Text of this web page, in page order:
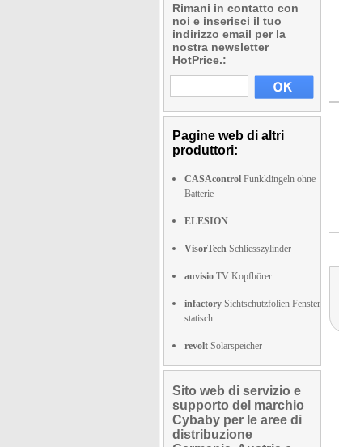
Rimani in contatto con
noi e inserisci il tuo
indirizzo email per la
nostra newsletter
HotPrice.:
Pagine web di altri
produttori:
CASAcontrol Funkklingeln ohne
Batterie
ELESION
VisorTech Schliesszylinder
auvisio TV Kopfhörer
infactory Sichtschutzfolien Fenster
statisch
revolt Solarspeicher
Sito web di servizio e
supporto del marchio
Cybaby per le aree di
distribuzione